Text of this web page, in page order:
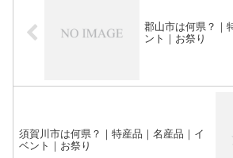
郡山市は何県？｜
ント｜お祭り
須賀川市は何県？｜特産品｜名産品｜イ
ベント｜お祭り